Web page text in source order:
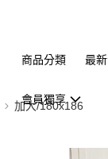
商品分類 最
會員獨享
加大/180x186